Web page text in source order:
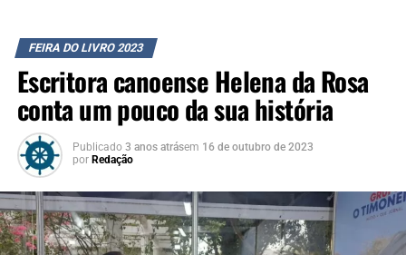
FEIRA DO LIVRO 2023
Escritora canoense Helena da Rosa
conta um pouco da sua história
Publicado 3 anos atrásem 16 de outubro de 2023
por Redação